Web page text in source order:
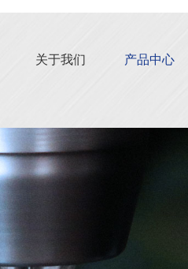
关于我们 产品中心